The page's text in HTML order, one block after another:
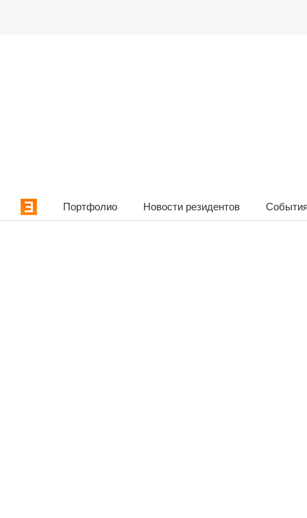
Портфолио Новости резидентов